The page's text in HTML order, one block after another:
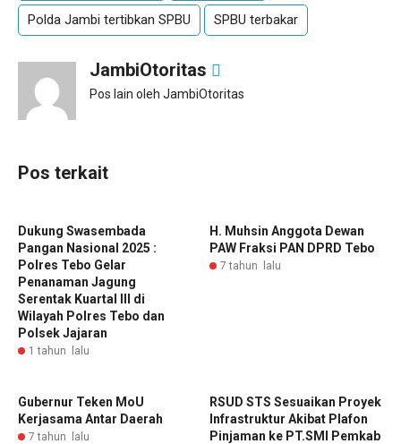
Polda Jambi tertibkan SPBU SPBU terbakar
JambiOtoritas
Pos lain oleh JambiOtoritas
Pos terkait
Dukung Swasembada
Pangan Nasional 2025 :
Polres Tebo Gelar
Penanaman Jagung
Serentak Kuartal III di
Wilayah Polres Tebo dan
Polsek Jajaran
1 tahun lalu
H. Muhsin Anggota Dewan
PAW Fraksi PAN DPRD Tebo
7 tahun lalu
Gubernur Teken MoU
Kerjasama Antar Daerah
7 tahun lalu
RSUD STS Sesuaikan Proyek
Infrastruktur Akibat Plafon
Pinjaman ke PT.SMI Pemkab